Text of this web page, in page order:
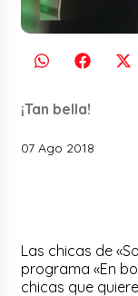
¡Tan bella!
07 Ago 2018
Las chicas de
programa «En
chicas que